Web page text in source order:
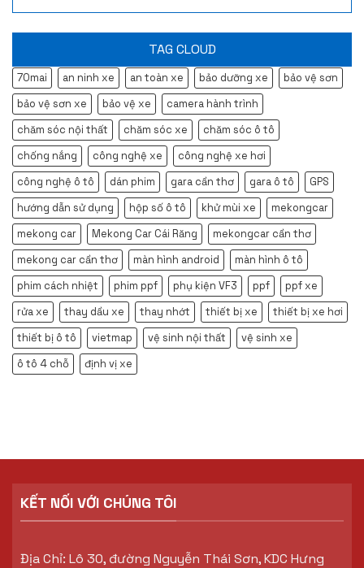
TAG CLOUD
70mai an ninh xe an toàn xe bảo dưỡng xe
bảo vệ sơn
bảo vệ sơn xe
bảo vệ xe
camera hành trình
chăm sóc nội thất
chăm sóc xe
chăm sóc ô tô
chống nắng
công nghệ xe
công nghệ xe hơi
công nghệ ô tô
dán phim gara cần thơ gara ô tô
GPS
hướng dẫn sử dụng
hộp số ô tô khử mùi xe
mekongcar
mekong car
Mekong Car Cái Răng
mekongcar cần thơ
mekong car cần thơ
màn hình android
màn hình ô tô
phim cách nhiệt
phim ppf phụ kiện VF3 ppf
ppf xe
rửa xe
thay dầu xe thay nhớt thiết bị xe
thiết bị xe hơi
thiết bị ô tô
vietmap vệ sinh nội thất
vệ sinh xe
ô tô 4 chỗ
định vị xe
KẾT NỐI VỚI CHÚNG TÔI
Địa Chỉ: Lô 30, đường Nguyễn Thái Sơn, KDC Hưng